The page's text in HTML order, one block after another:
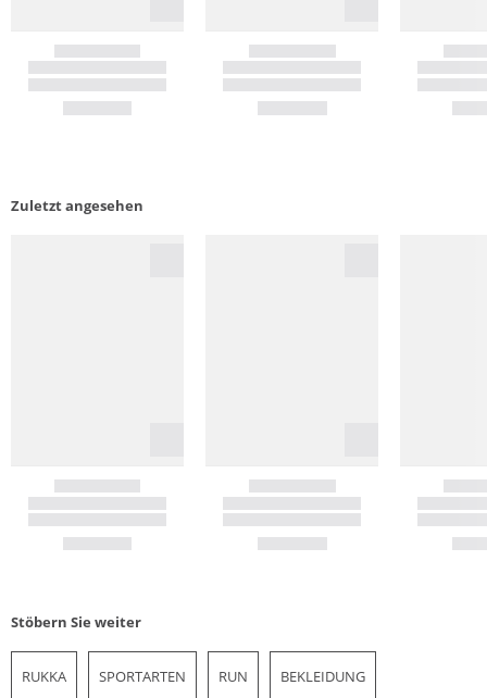
Zuletzt angesehen
Stöbern Sie weiter
RUKKA SPORTARTEN RUN BEKLEIDUNG